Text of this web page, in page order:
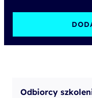
Odbiorcy